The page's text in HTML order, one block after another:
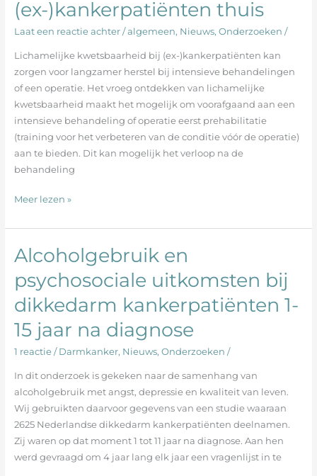
(ex-)kankerpatiënten thuis
Laat een reactie achter /algemeen, Nieuws, Onderzoeken /
Lichamelijke kwetsbaarheid bij (ex-)kankerpatiënten kan
zorgen voor langzamer herstel bij intensieve behandelingen
of een operatie. Het vroeg ontdekken van lichamelijke
kwetsbaarheid maakt het mogelijk om voorafgaand aan een
intensieve behandeling of operatie eerst prehabilitatie
(training voor het verbeteren van de conditie vóór de operatie)
aan te bieden. Dit kan mogelijk het verloop na de
behandeling
to-
Stand
test
uitgevoerd
door
(ex-)kankerpatiënten
thuis
Meer lezen »
Alcoholgebruik en
psychosociale uitkomsten bij
dikkedarm kankerpatiënten 1-
15 jaar na diagnose
1 reactie / Darmkanker, Nieuws, Onderzoeken /
In dit onderzoek is gekeken naar de samenhang van
alcoholgebruik met angst, depressie en kwaliteit van leven.
Wij gebruikten daarvoor gegevens van een studie waaraan
2625 Nederlandse dikkedarm kankerpatiënten deelnamen.
Zij waren op dat moment 1 tot 11 jaar na diagnose. Aan hen
werd gevraagd om 4 jaar lang elk jaar een vragenlijst in te
Alcoholgebruik
psychosociale
uitkomsten
bij
dikkedarm
kankerpatiënten
15
jaar
na
diagnose